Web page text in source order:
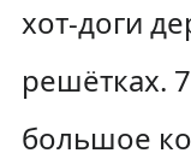
хот-доги
решётках.
большое